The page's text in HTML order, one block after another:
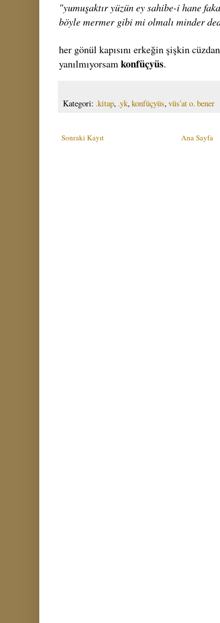
"yumuşaktır yüzün ey sahibe-i hane
böyle mermer gibi mi olmalı minder
her gönül kapısını erkeğin şişkin
yanılmıyorsamkonfüçyüs.
Kategori: .kitap, .yk,konfüçyüs,vüs'at o. bener
Sonraki Kayıt Ana Sayfa